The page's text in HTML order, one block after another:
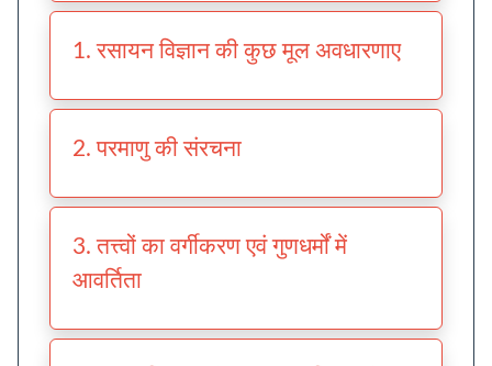
1. रसायन विज्ञान की कुछ मूल अवधारणाए
2. परमाणु की संरचना
3. तत्त्वों का वर्गीकरण एवं गुणधर्मों में
आवर्तिता